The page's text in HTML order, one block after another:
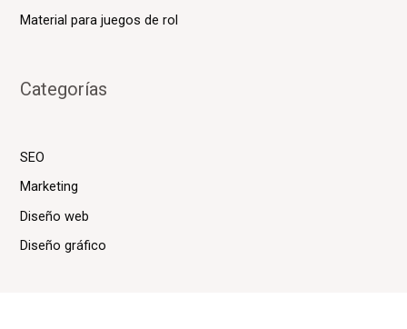
Material para juegos de rol
Categorías
SEO
Marketing
Diseño web
Diseño gráfico